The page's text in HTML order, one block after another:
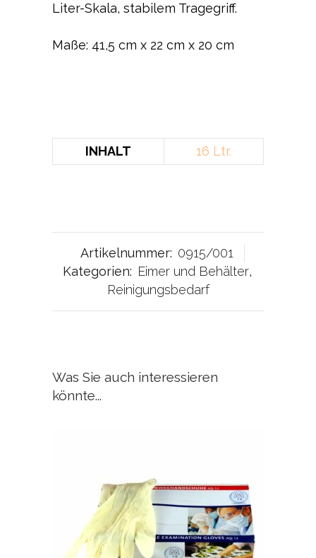
Liter-Skala, stabilem Tragegriff.
Maße: 41,5 cm x 22 cm x 20 cm
INHALT 16 Ltr.
Artikelnummer: 0915/001
Kategorien: Eimer und Behälter,
Reinigungsbedarf
Was Sie auch interessieren
könnte...